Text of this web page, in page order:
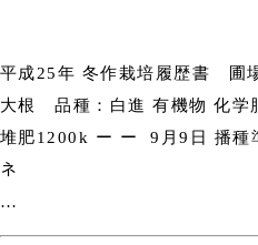
平成25年 冬作栽培履歴書 圃
大根 品種：白進 有機物 化学
堆肥1200k ー ー 9月9日 播種
ネ
…